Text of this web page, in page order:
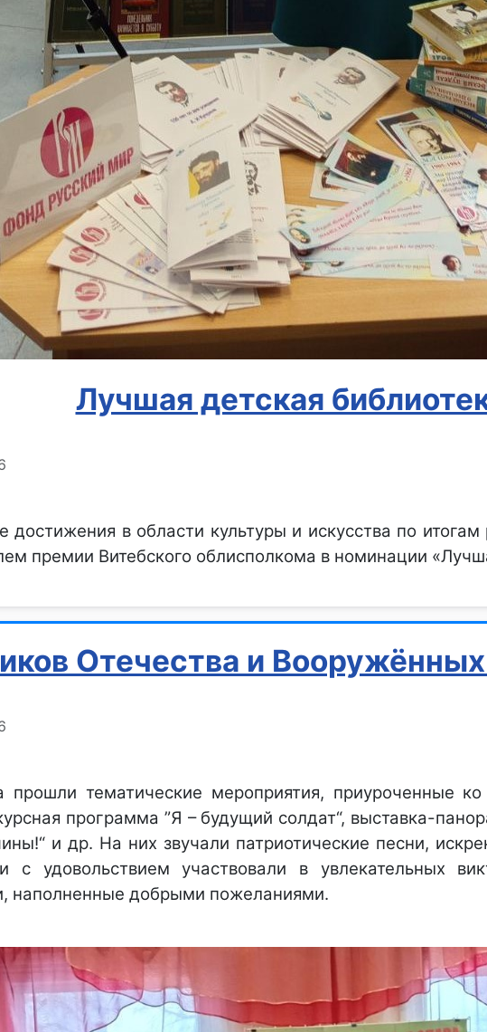
Лучшая детская
достижения в области культуры и искусства по
премии Витебского облисполкома в номинации
Отечества и
прошли тематические мероприятия, приуроченные
программа ”Я – будущий солдат“, выставка-
и др. На них звучали патриотические песни,
с удовольствием участвовали в увлекательных
наполненные добрыми пожеланиями.